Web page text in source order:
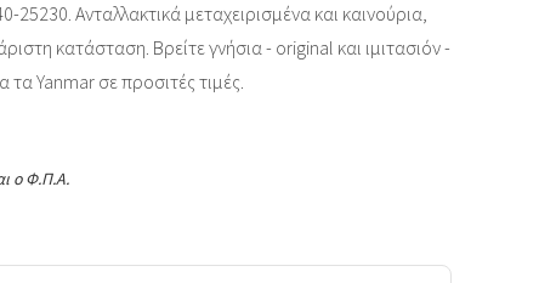
25230. Ανταλλακτικά μεταχειρισμένα και καινούρια,
κατάσταση. Βρείτε γνήσια - original και ιμιτασιόν -
Yanmar σε προσιτές τιμές.
ο Φ.Π.Α.